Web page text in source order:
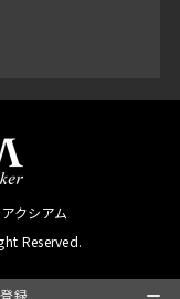
クシアム
Reserved.